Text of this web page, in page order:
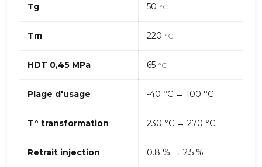
Tg 50 °C
Tm 220 °C
HDT 0,45 MPa 65 °C
Plage d'usage -40 °C → 100 °C
T° transformation 230 °C → 270 °C
Retrait injection 0.8 % → 2.5 %